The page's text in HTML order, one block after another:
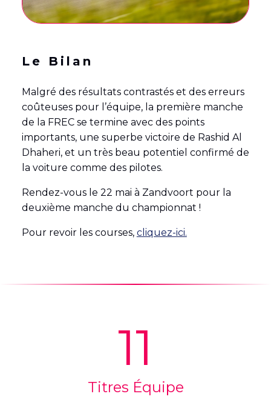
Le Bilan
Malgré des résultats contrastés et des erreurs
coûteuses pour l’équipe, la première manche
de la FREC se termine avec des points
importants, une superbe victoire de Rashid Al
Dhaheri, et un très beau potentiel confirmé de
la voiture comme des pilotes.
Rendez-vous le 22 mai à Zandvoort pour la
deuxième manche du championnat !
Pour revoir les courses, cliquez-ici.
11
Titres Équipe